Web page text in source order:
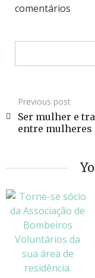
comentários
Previous post
Ser mulher e
entre mulheres